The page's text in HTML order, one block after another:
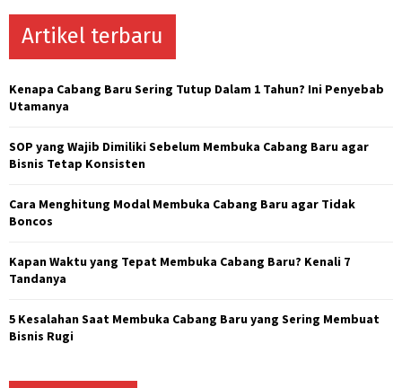
f
o
r
Artikel terbaru
Kenapa Cabang Baru Sering Tutup Dalam 1 Tahun? Ini Penyebab
Utamanya
SOP yang Wajib Dimiliki Sebelum Membuka Cabang Baru agar
Bisnis Tetap Konsisten
Cara Menghitung Modal Membuka Cabang Baru agar Tidak
Boncos
Kapan Waktu yang Tepat Membuka Cabang Baru? Kenali 7
Tandanya
5 Kesalahan Saat Membuka Cabang Baru yang Sering Membuat
Bisnis Rugi